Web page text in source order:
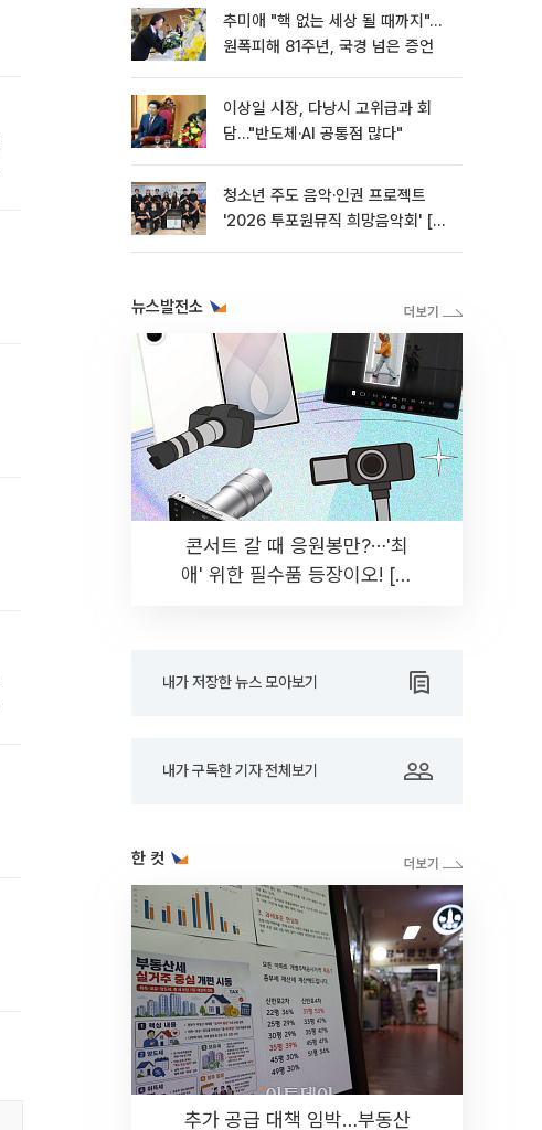
추미애 "핵 없는 세상 될 때까지"…
원폭피해 81주년, 국경 넘은 증언
이상일 시장, 다낭시 고위급과 회
담…"반도체·AI 공통점 많다"
청소년 주도 음악·인권 프로젝트
'2026 투포원뮤직 희망음악회' [포
뉴스발전소
콘서트 갈 때 응원봉만?⋯'최
애' 위한 필수품 등장이오! [솔
내가 저장한 뉴스 모아보기
내가 구독한 기자 전체보기
한 컷
추가 공급 대책 임박…부동산